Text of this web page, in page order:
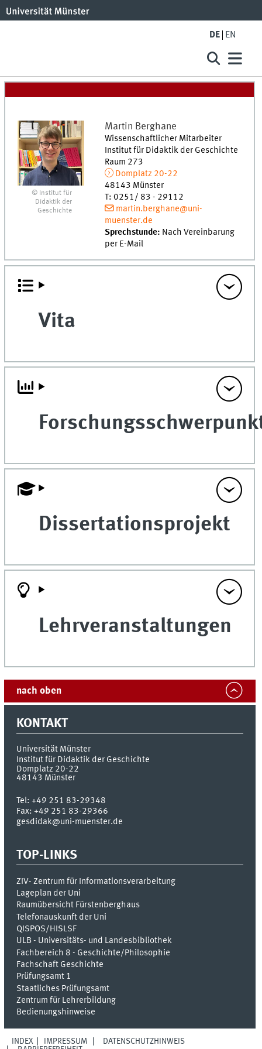
DE EN
© Institut für
Didaktik der
Geschichte
Martin Berghane
Wissenschaftlicher Mitarbeiter
Institut für Didaktik der Geschichte
Raum 273
Domplatz 20-22
48143 Münster
T: 0251/ 83 - 29112
martin.berghane@uni-
muenster.de
Sprechstunde: Nach Vereinbarung
per E-Mail
Vita
Dissertationsprojekt
Lehrveranstaltungen
nach oben
KONTAKT
Universität Münster
Institut für Didaktik der Geschichte
Domplatz 20-22
48143 Münster
Tel:+49 251 83-29348
Fax:+49 251 83-29366
gesdidak@uni-muenster.de
TOP-LINKS
ZIV- Zentrum für Informationsverarbeitung
Lageplan der Uni
Raumübersicht Fürstenberghaus
Telefonauskunft der Uni
QISPOS/HISLSF
ULB - Universitäts- und Landesbibliothek
Fachbereich 8 - Geschichte/Philosophie
Fachschaft Geschichte
Prüfungsamt 1
Staatliches Prüfungsamt
Zentrum für Lehrerbildung
Bedienungshinweise
INDEX IMPRESSUM
DATENSCHUTZHINWEIS